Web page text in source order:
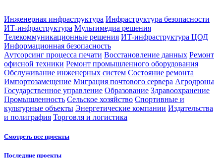
Инженерная инфраструктура Инфраструктура безопасности
ИТ-инфраструктура Мультимедиа решения
Телекоммуникационные решения ИТ-инфраструктура ЦОД
Информационная безопасность
Аутсорсинг процесса печати Восстановление данных Ремонт
офисной техники Ремонт промышленного оборудования
Обслуживание инженерных систем Состояние ремонта
Импортозамещение Миграция почтового сервера Агродроны
Государственное управление Образование Здравоохранение
Промышленность Сельское хозяйство Спортивные и
культурные объекты Энергетические компании Издательства
и полиграфия Торговля и логистика
Смотреть все проекты
Последние проекты